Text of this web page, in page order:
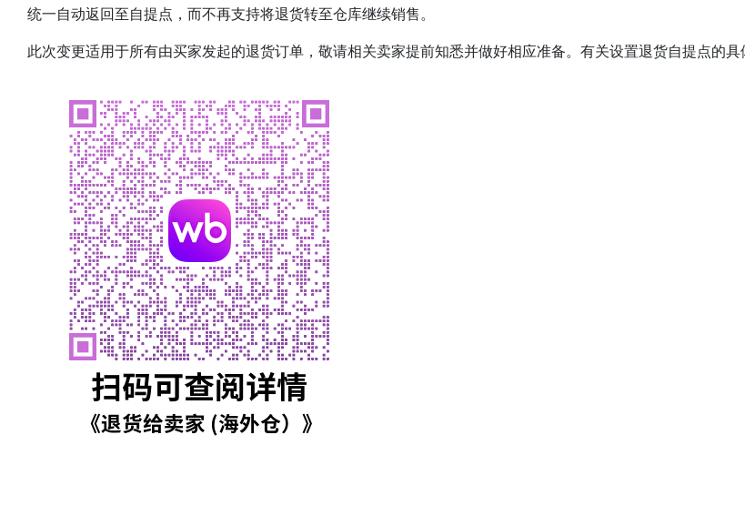
统一自动返回至自提点，而不再支持将退货转至仓库继续销售。
此次变更适用于所有由买家发起的退货订单，敬请相关卖家提前知悉并做好相应准备。有关设置退货自提点的